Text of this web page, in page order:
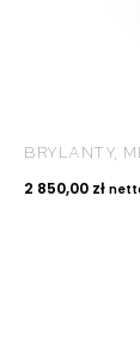
BRYLANTY,
2 850,00 zł